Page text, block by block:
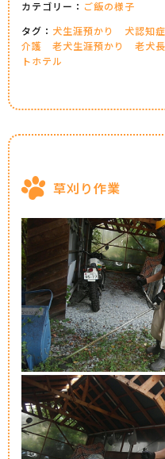
カテゴリー： ご飯の様子
タグ： 犬生涯預かり 犬認知症
介護
老犬生涯預かり 老犬
トホテル
草刈り作業